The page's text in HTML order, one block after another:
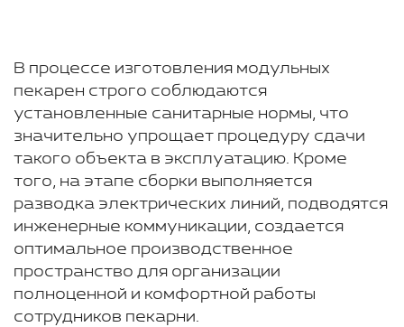
В процессе изготовления модульных
пекарен строго соблюдаются
установленные санитарные нормы, что
значительно упрощает процедуру сдачи
такого объекта в эксплуатацию. Кроме
того, на этапе сборки выполняется
разводка электрических линий, подводятся
инженерные коммуникации, создается
оптимальное производственное
пространство для организации
полноценной и комфортной работы
сотрудников пекарни.